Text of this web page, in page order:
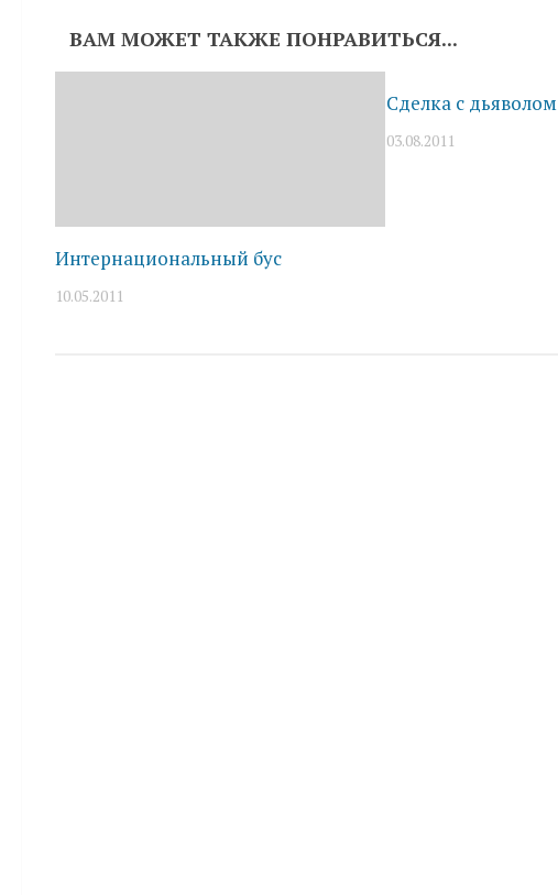
ВАМ МОЖЕТ ТАКЖЕ ПОНРАВИТЬСЯ...
Интернациональный бус
10.05.2011
Сделка с дьяволом
03.08.2011